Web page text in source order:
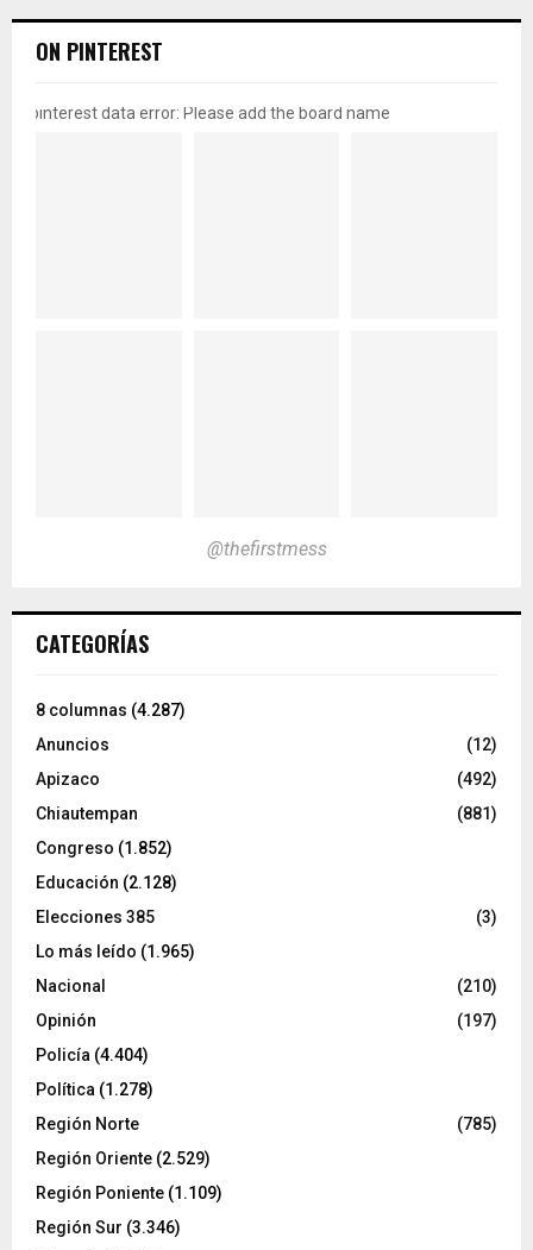
ON PINTEREST
pinterest data error: Please add the board name
@thefirstmess
CATEGORÍAS
8 columnas (4.287)
Anuncios
(12)
Apizaco
(492)
Chiautempan
(881)
Congreso (1.852)
Educación (2.128)
Elecciones 385
(3)
Lo más leído (1.965)
Nacional
(210)
Opinión
(197)
Policía (4.404)
Política (1.278)
Región Norte
(785)
Región Oriente (2.529)
Región Poniente (1.109)
Región Sur (3.346)